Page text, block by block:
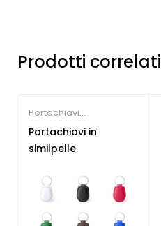
Prodotti correlati
Portachiavi
personalizzati
Portachiavi in
similpelle